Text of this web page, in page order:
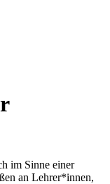
im Sinne einer
an Lehrer*innen,